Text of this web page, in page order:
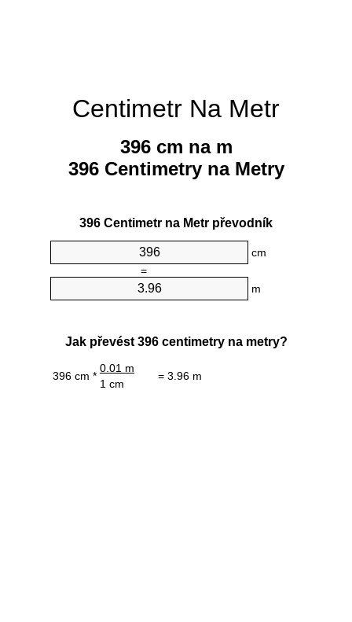
Centimetr Na Metr
396 cm na m
396 Centimetry na Metry
396 Centimetr na Metr převodník
cm
=
m
Jak převést 396 centimetry na metry?
396 cm *
0.01 m
= 3.96 m
1 cm